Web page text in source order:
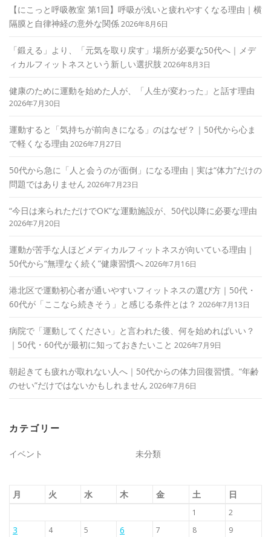
【にこっと呼吸教室 第1回】呼吸が浅いと疲れやすくなる理由｜横
隔膜と自律神経の意外な関係2026年8月6日
「鍛える」より、「元気を取り戻す」場所が必要な50代へ｜メデ
ィカルフィットネスという新しい選択肢 2026年8月3日
健康のために運動を始めた人が、「人生が変わった」と話す理由
2026年7月30日
運動すると「気持ちが前向きになる」のはなぜ？｜50代から心ま
で軽くなる理由 2026年7月27日
50代から急に「人と会うのが面倒」になる理由｜実は“体力”だけの
問題ではありません 2026年7月23日
“今日は来られただけでOK”な運動施設が、50代以降に必要な理由
2026年7月20日
運動が苦手な人ほどメディカルフィットネスが向いている理由｜
50代から“無理なく続く”健康習慣へ2026年7月16日
港北区で運動初心者が通いやすいフィットネスの選び方｜50代・
60代が「ここなら続きそう」と感じる条件とは？ 2026年7月13日
病院で「運動してください」と言われた後、何を始めればいい？
｜50代・60代が最初に知っておきたいこと 2026年7月9日
朝起きても疲れが取れない人へ｜50代からの体力回復習慣。“年齢
のせい”だけではないかもしれません 2026年7月6日
カテゴリー
イベント 未分類
月 火 水 木 金 土 日
1 2
3 4 5 6 7 8
9